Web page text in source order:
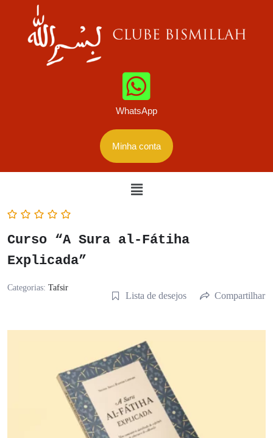
WhatsApp
Minha conta
Curso “A Sura al-Fátiha
Explicada”
Categorias: Tafsir
Lista de desejos Compartilhar